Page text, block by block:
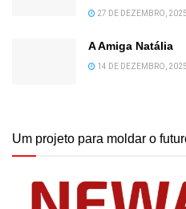
27 DE DEZEMBRO, 2025
A Amiga Natália
14 DE DEZEMBRO, 2025
Um projeto para moldar o